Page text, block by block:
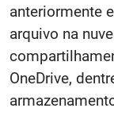
anteriormente
arquivo na
OneDrive,